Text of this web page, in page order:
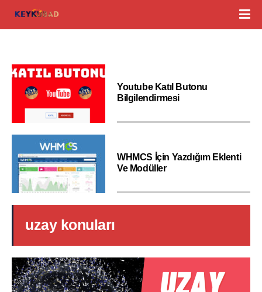
Youtube Katıl Butonu
Bilgilendirmesi
WHMCS İçin Yazdığım Eklenti
Ve Modüller
uzay konuları